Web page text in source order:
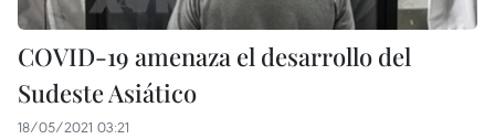
COVID-19 amenaza el desarrollo del
Sudeste Asiático
18/05/2021 03:21